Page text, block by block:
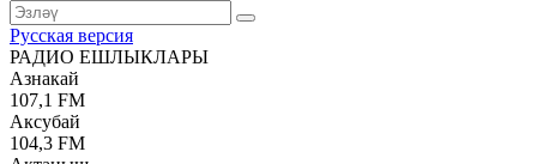
Русская версия
РАДИО ЕШЛЫКЛАРЫ
Азнакай
107,1 FM
Аксубай
104,3 FM